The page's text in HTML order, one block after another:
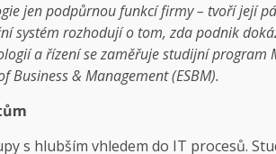
jen podpůrnou funkcí firmy – tvoří její
systém rozhodují o tom, zda podnik
a řízení se zaměřuje studijní program
& Management (ESBM).
s hlubším vhledem do IT procesů.